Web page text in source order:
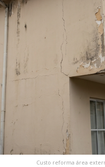
Custo reforma área